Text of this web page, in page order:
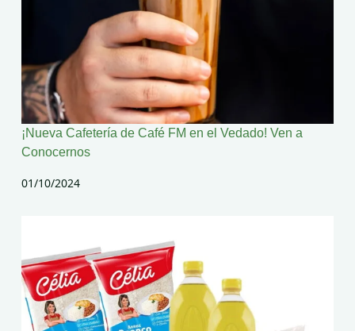
¡Nueva Cafetería de Café FM en el Vedado! Ven a
Conocernos
01/10/2024